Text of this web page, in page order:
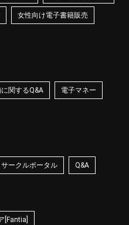
女性向け電子書籍販売
に関するQ&A 電子マネー
サークルポータル Q&A
[Fantia]